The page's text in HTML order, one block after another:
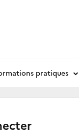
pratiques